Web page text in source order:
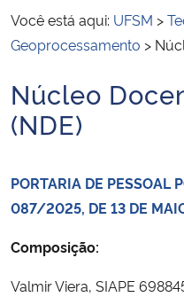
Ministério das Relações Exteriores
Ministério da Infraestrutura
Ministério da Educação
Ministério da Cidadania
Ministério da Saúde
Você está aqui: UFSM >
Geoprocessamento >
Início do conteúdo
Núcleo
(NDE)
PORTARIA DE PESSOAL
087/2025, DE 13 DE
Composição:
Valmir Viera, SIAPE